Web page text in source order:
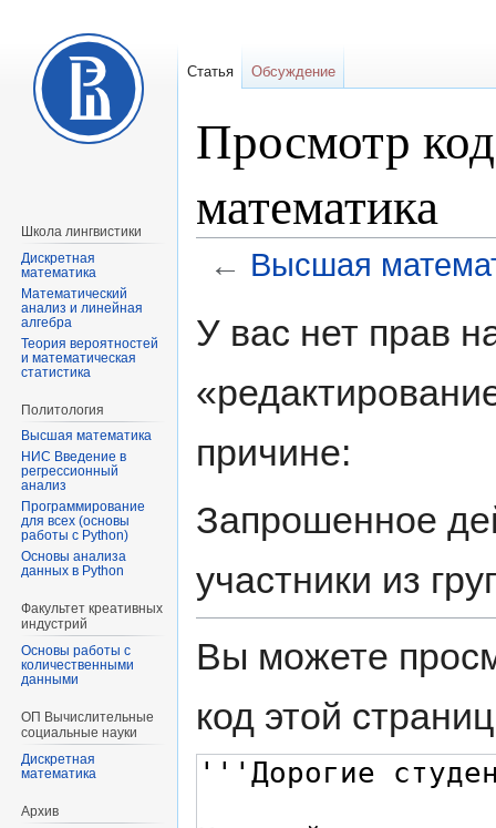
Просмотр
математика
← Высшая
ккУ вас нет прав
причине:
Запрошенное
участники из
Вы можете
код этой
Статья Обсуждение
Школа лингвистики
Дискретная
математика
Математический
анализ и линейная
алгебра
Теория вероятностей
и математическая
статистика
Политология
Высшая математика
НИС Введение в
регрессионный
анализ
Программирование
для всех (основы
работы с Python)
Основы анализа
данных в Python
Факультет креативных
индустрий
Основы работы с
количественными
данными
ОП Вычислительные
социальные науки
Диcкретная
математика
Архив